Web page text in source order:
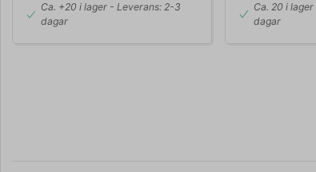
Ca. +20 i lager- Leverans: 2-3
dagar
Ca. 20 i lager
dagar